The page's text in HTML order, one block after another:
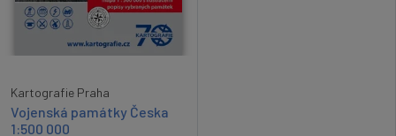
Kartografie Praha
Vojenská památky Česka
1:500 000